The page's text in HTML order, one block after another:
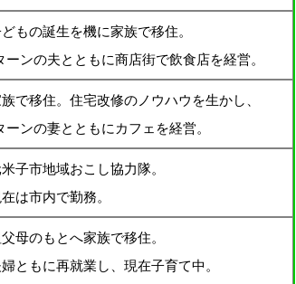
もの誕生を機に家族で移住。
ーンの夫とともに商店街で飲食店を経営。
で移住。住宅改修のノウハウを生かし、
ーンの妻とともにカフェを経営。
子市地域おこし協力隊。
は市内で勤務。
母のもとへ家族で移住。
ともに再就業し、現在子育て中。